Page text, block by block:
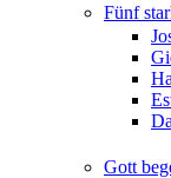
Fünf
Gott